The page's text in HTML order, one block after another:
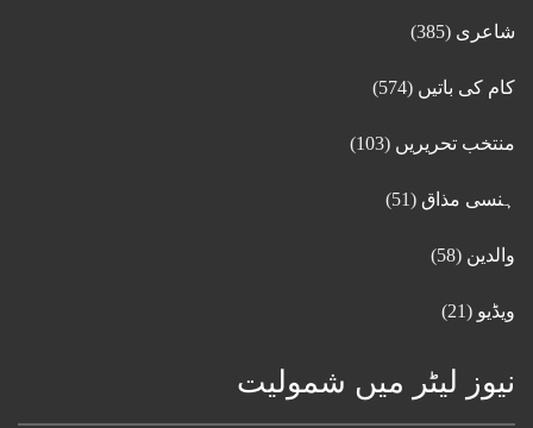
شاعری (385)
کام کی باتیں (574)
منتخب تحریریں (103)
ہنسی مذاق (51)
والدین (58)
ویڈیو (21)
نیوز لیٹر میں شمولیت